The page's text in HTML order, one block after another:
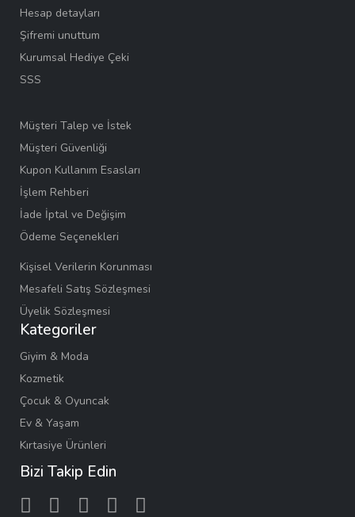
Hesap detayları
Şifremi unuttum
Kurumsal Hediye Çeki
SSS
Müşteri Talep ve İstek
Müşteri Güvenliği
Kupon Kullanım Esasları
İşlem Rehberi
İade İptal ve Değişim
Ödeme Seçenekleri
Kişisel Verilerin Korunması
Mesafeli Satış Sözleşmesi
Üyelik Sözleşmesi
Kategoriler
Giyim & Moda
Kozmetik
Çocuk & Oyuncak
Ev & Yaşam
Kırtasiye Ürünleri
Bizi Takip Edin